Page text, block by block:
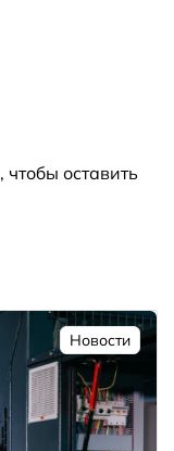
, чтобы оставить
Новости